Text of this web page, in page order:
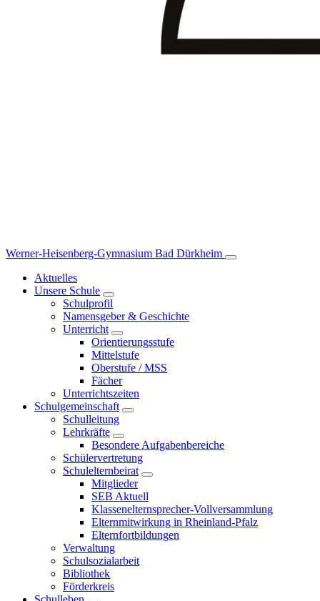
Werner-Heisenberg-Gymnasium Bad Dürkheim
Aktuelles
Unsere Schule
Schulprofil
Namensgeber & Geschichte
Unterricht
Orientierungsstufe
Mittelstufe
Oberstufe / MSS
Fächer
Unterrichtszeiten
Schulgemeinschaft
Schulleitung
Lehrkräfte
Besondere Aufgabenbereiche
Schülervertretung
Schulelternbeirat
Mitglieder
SEB Aktuell
Klassenelternsprecher-Vollversammlung
Elternmitwirkung in Rheinland-Pfalz
Elternfortbildungen
Verwaltung
Schulsozialarbeit
Bibliothek
Förderkreis